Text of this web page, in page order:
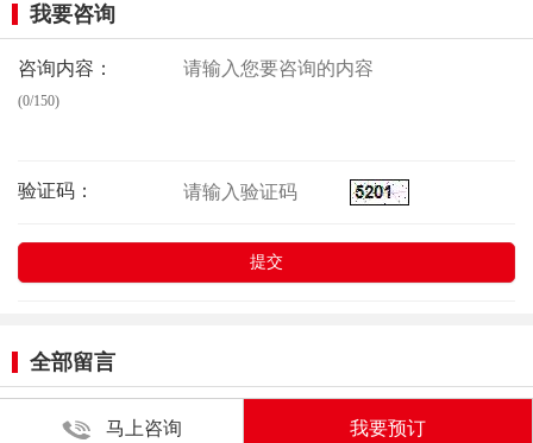
我要咨询
咨询内容：
(0/150)
验证码：
全部留言
马上咨询 我要预订